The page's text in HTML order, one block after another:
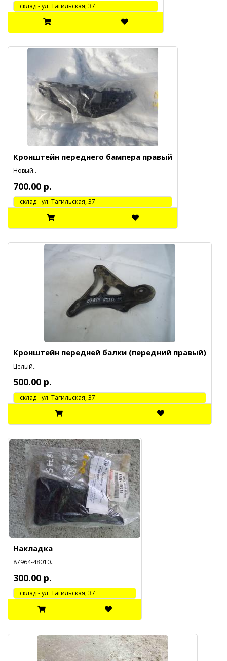
cклад - ул. Тагильская, 37
Кронштейн переднего бампера правый
Новый..
700.00 р.
cклад - ул. Тагильская, 37
Кронштейн передней балки (передний правый)
Целый..
500.00 р.
cклад - ул. Тагильская, 37
Накладка
87964-48010..
300.00 р.
cклад - ул. Тагильская, 37